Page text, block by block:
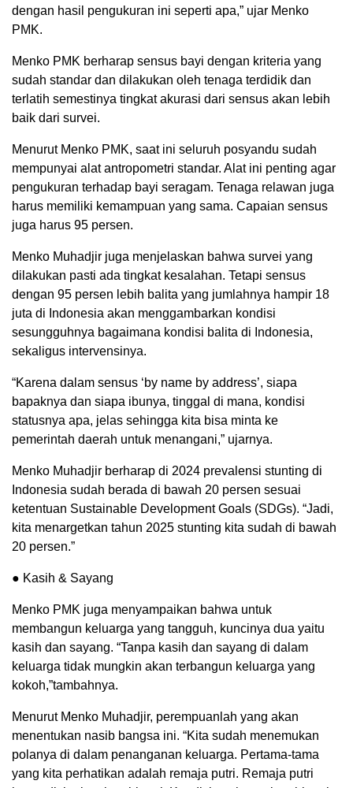
dengan hasil pengukuran ini seperti apa,” ujar Menko
PMK.
Menko PMK berharap sensus bayi dengan kriteria yang
sudah standar dan dilakukan oleh tenaga terdidik dan
terlatih semestinya tingkat akurasi dari sensus akan lebih
baik dari survei.
Menurut Menko PMK, saat ini seluruh posyandu sudah
mempunyai alat antropometri standar. Alat ini penting agar
pengukuran terhadap bayi seragam. Tenaga relawan juga
harus memiliki kemampuan yang sama. Capaian sensus
juga harus 95 persen.
Menko Muhadjir juga menjelaskan bahwa survei yang
dilakukan pasti ada tingkat kesalahan. Tetapi sensus
dengan 95 persen lebih balita yang jumlahnya hampir 18
juta di Indonesia akan menggambarkan kondisi
sesungguhnya bagaimana kondisi balita di Indonesia,
sekaligus intervensinya.
“Karena dalam sensus ‘by name by address’, siapa
bapaknya dan siapa ibunya, tinggal di mana, kondisi
statusnya apa, jelas sehingga kita bisa minta ke
pemerintah daerah untuk menangani,” ujarnya.
Menko Muhadjir berharap di 2024 prevalensi stunting di
Indonesia sudah berada di bawah 20 persen sesuai
ketentuan Sustainable Development Goals (SDGs). “Jadi,
kita menargetkan tahun 2025 stunting kita sudah di bawah
20 persen.”
● Kasih & Sayang
Menko PMK juga menyampaikan bahwa untuk
membangun keluarga yang tangguh, kuncinya dua yaitu
kasih dan sayang. “Tanpa kasih dan sayang di dalam
keluarga tidak mungkin akan terbangun keluarga yang
kokoh,”tambahnya.
Menurut Menko Muhadjir, perempuanlah yang akan
menentukan nasib bangsa ini. “Kita sudah menemukan
polanya di dalam penanganan keluarga. Pertama-tama
yang kita perhatikan adalah remaja putri. Remaja putri